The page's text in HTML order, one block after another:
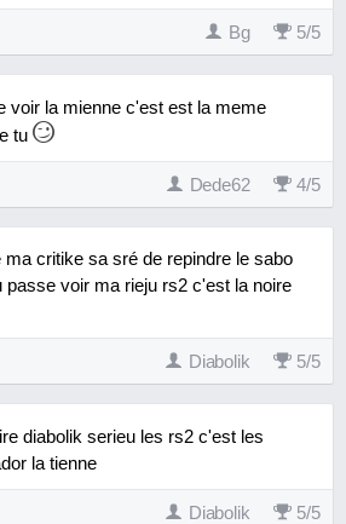
Bg 5/5
voir la mienne c'est est la meme
tu
Dede62 4/5
critike sa sré de repindre le sabo
passe voir ma rieju rs2 c'est la noire
Diabolik 5/5
diabolik serieu les rs2 c'est les
la tienne
Diabolik 5/5